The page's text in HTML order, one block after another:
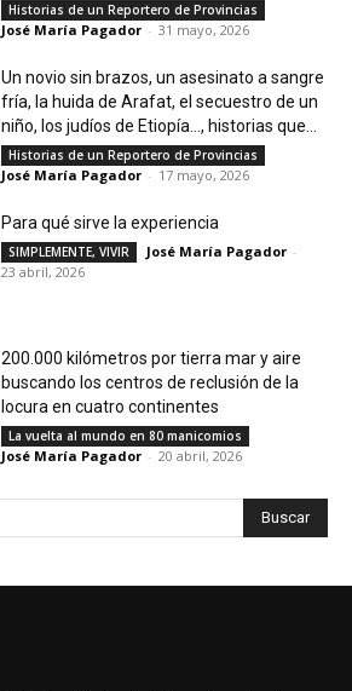
Historias de un Reportero de Provincias
José María Pagador - 31 mayo, 2026
Un novio sin brazos, un asesinato a sangre
fría, la huida de Arafat, el secuestro de un
niño, los judíos de Etiopía…, historias que...
Historias de un Reportero de Provincias
José María Pagador - 17 mayo, 2026
Para qué sirve la experiencia
SIMPLEMENTE, VIVIR José María Pagador -
23 abril, 2026
200.000 kilómetros por tierra mar y aire
buscando los centros de reclusión de la
locura en cuatro continentes
La vuelta al mundo en 80 manicomios
José María Pagador - 20 abril, 2026
Buscar